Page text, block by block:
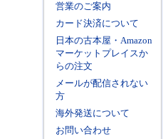
営業のご案内
カード決済について
日本の古本屋・Amazon
マーケットプレイスか
らの注文
メールが配信されない
方
海外発送について
お問い合わせ